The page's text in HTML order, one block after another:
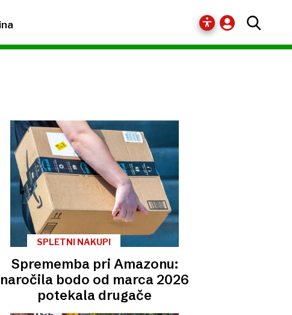
SPLETNI NAKUPI
Sprememba pri Amazonu:
naročila bodo od marca 2026
potekala drugače